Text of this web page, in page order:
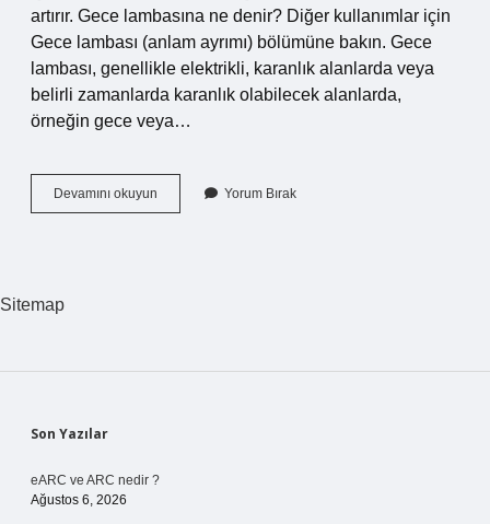
artırır. Gece lambasına ne denir? Diğer kullanımlar için
Gece lambası (anlam ayrımı) bölümüne bakın. Gece
lambası, genellikle elektrikli, karanlık alanlarda veya
belirli zamanlarda karanlık olabilecek alanlarda,
örneğin gece veya…
Devamını okuyun
Odası
Yorum Bırak
Sitemap
Sidebar
Son Yazılar
eARC ve ARC nedir ?
Ağustos 6, 2026